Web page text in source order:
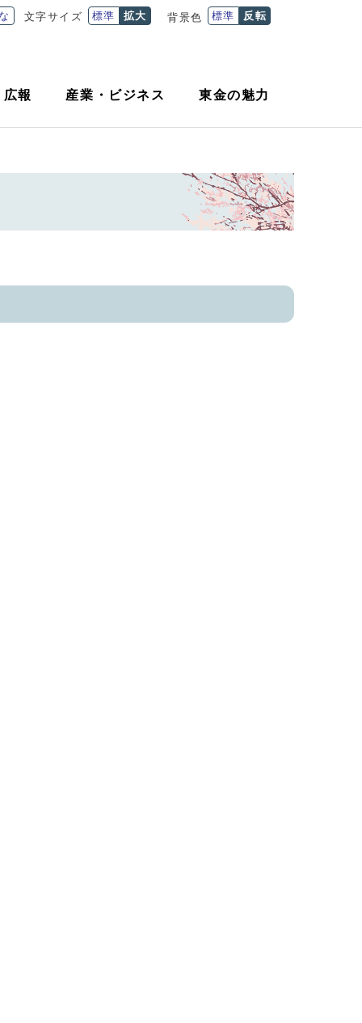
文字サイズ 標準 拡大 背景色 標準 反転
広報 産業 ・ ビジネス 東金の魅力